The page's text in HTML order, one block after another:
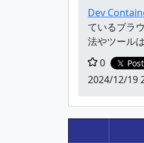
Dev
ているブラ
法やツール
0
Post
2024/12/19